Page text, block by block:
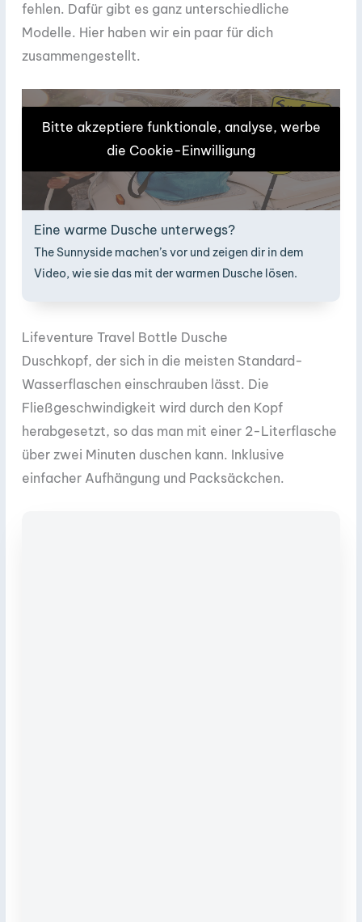
fehlen. Dafür gibt es ganz unterschiedliche
Modelle. Hier haben wir ein paar für dich
zusammengestellt.
Bitte akzeptiere funktionale, analyse, werbe
die Cookie-Einwilligung
Eine warme Dusche unterwegs?
The Sunnyside machen’s vor und zeigen dir in dem
Video, wie sie das mit der warmen Dusche lösen.
Lifeventure Travel Bottle Dusche
Duschkopf, der sich in die meisten Standard-
Wasserflaschen einschrauben lässt. Die
Fließgeschwindigkeit wird durch den Kopf
herabgesetzt, so das man mit einer 2-Literflasche
über zwei Minuten duschen kann. Inklusive
einfacher Aufhängung und Packsäckchen.